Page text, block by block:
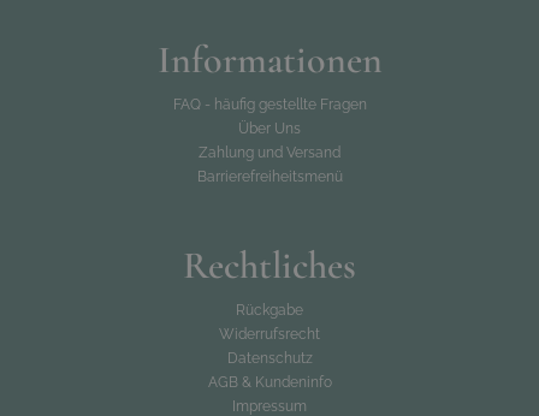
Informationen
FAQ - häufig gestellte Fragen
Über Uns
Zahlung und Versand
Barrierefreiheitsmenü
Rechtliches
Rückgabe
Widerrufsrecht
Datenschutz
AGB & Kundeninfo
Impressum